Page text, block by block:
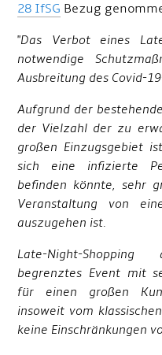
28 IfSG Bezug
"Das Verbot eines
notwendige
Ausbreitung des Covid-
Aufgrund der
der Vielzahl der zu
großen Einzugsgebiet
sich eine infizierte
befinden könnte, sehr
Veranstaltung von
auszugehen ist.
Late-Night-
begrenztes Event mit
für einen großen
insoweit vom
keine Einschränkungen